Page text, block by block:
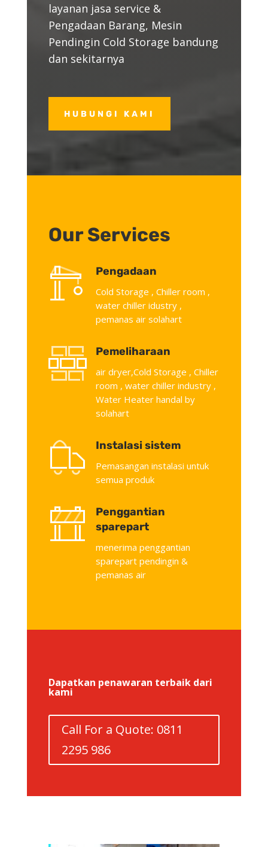
layanan jasa service &
Pengadaan Barang, Mesin
Pendingin Cold Storage bandung
dan sekitarnya
HUBUNGI KAMI
Our Services
Pengadaan
Cold Storage , Chiller room ,
water chiller idustry ,
pemanas air solahart
Pemeliharaan
air dryer,Cold Storage , Chiller
room , water chiller industry ,
Water Heater handal by
solahart
Instalasi sistem
Pemasangan instalasi untuk
semua produk
Penggantian
sparepart
menerima penggantian
sparepart pendingin &
pemanas air
Dapatkan penawaran terbaik dari
kami
Call For a Quote: 0811
2295 986